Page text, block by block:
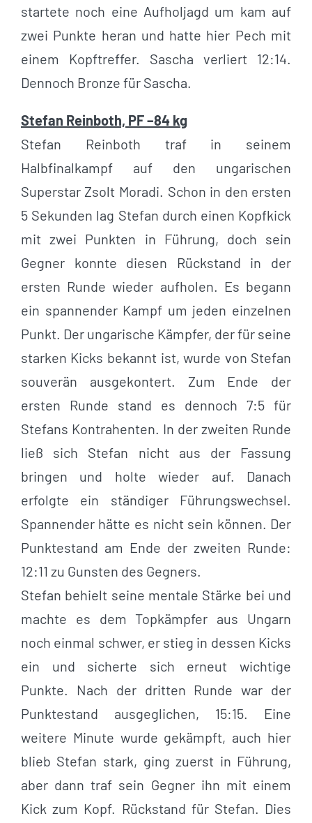
startete noch eine Aufholjagd um kam auf
zwei Punkte heran und hatte hier Pech mit
einem Kopftreffer. Sascha verliert 12:14.
Dennoch Bronze für Sascha.
Stefan Reinboth, PF –84 kg
Stefan Reinboth traf in seinem
Halbfinalkampf auf den ungarischen
Superstar Zsolt Moradi. Schon in den ersten
5 Sekunden lag Stefan durch einen Kopfkick
mit zwei Punkten in Führung, doch sein
Gegner konnte diesen Rückstand in der
ersten Runde wieder aufholen. Es begann
ein spannender Kampf um jeden einzelnen
Punkt. Der ungarische Kämpfer, der für seine
starken Kicks bekannt ist, wurde von Stefan
souverän ausgekontert. Zum Ende der
ersten Runde stand es dennoch 7:5 für
Stefans Kontrahenten. In der zweiten Runde
ließ sich Stefan nicht aus der Fassung
bringen und holte wieder auf. Danach
erfolgte ein ständiger Führungswechsel.
Spannender hätte es nicht sein können. Der
Punktestand am Ende der zweiten Runde:
12:11 zu Gunsten des Gegners.
Stefan behielt seine mentale Stärke bei und
machte es dem Topkämpfer aus Ungarn
noch einmal schwer, er stieg in dessen Kicks
ein und sicherte sich erneut wichtige
Punkte. Nach der dritten Runde war der
Punktestand ausgeglichen, 15:15. Eine
weitere Minute wurde gekämpft, auch hier
blieb Stefan stark, ging zuerst in Führung,
aber dann traf sein Gegner ihn mit einem
Kick zum Kopf. Rückstand für Stefan. Dies